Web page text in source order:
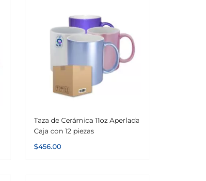
Taza de Cerámica 11oz Aperlada
Caja con 12 piezas
$456.00